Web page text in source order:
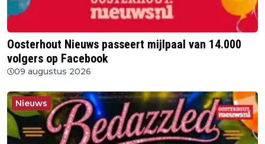
Oosterhout Nieuws passeert mijlpaal van 14.000
volgers op Facebook
09 augustus 2026
Nieuws